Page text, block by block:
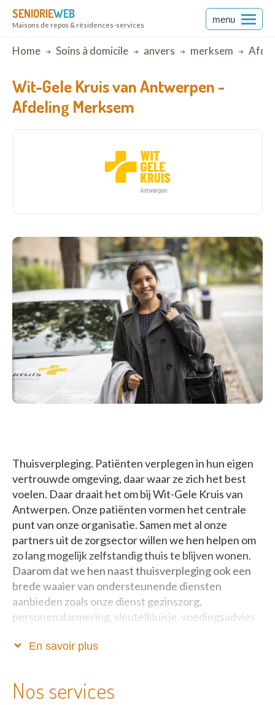
SENIORIEWEB
Maisons de repos & résidences-services
menu
Breadcrumb
Home Soins à domicile anvers merksem
Wit-Gele Kruis van Antwerpen -
Afdeling Merksem
Thuisverpleging. Patiënten verplegen in hun eigen
vertrouwde omgeving, daar waar ze zich het best
voelen. Daar draait het om bij Wit-Gele Kruis van
Antwerpen. Onze patiënten vormen het centrale
punt van onze organisatie. Samen met al onze
partners uit de zorgsector willen we hen helpen om
zo lang mogelijk zelfstandig thuis te blijven wonen.
Daarom dat we hen naast thuisverpleging ook een
brede waaier van ondersteunende diensten
aanbieden zoals onze dienst gezinszorg,
personenalarmering, sleutelkluisje, voedingsadvies
zorgaanvraag. Het spreekt voor zich dat we je een
En savoir plus
Nos services